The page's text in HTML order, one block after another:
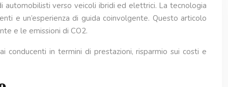
automobilisti verso veicoli ibridi ed elettrici. La tecnologia
e un’esperienza di guida coinvolgente. Questo articolo
e le emissioni di CO2.
conducenti in termini di prestazioni, risparmio sui costi e